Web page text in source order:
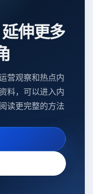
伸更多
营观察和热点内
料，可以进入内
读更完整的方法